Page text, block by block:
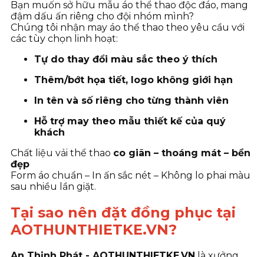
Bạn muốn sở hữu mẫu áo thể thao độc đáo, mang
đậm dấu ấn riêng cho đội nhóm mình?
Chúng tôi nhận may áo thể thao theo yêu cầu với
các tùy chọn linh hoạt:
Tự do thay đổi màu sắc theo ý thích
Thêm/bớt họa tiết, logo không giới hạn
In tên và số riêng cho từng thành viên
Hỗ trợ may theo mẫu thiết kế của quý
khách
Chất liệu vải thể thao co giãn – thoáng mát – bền
đẹp
Form áo chuẩn – In ấn sắc nét – Không lo phai màu
sau nhiều lần giặt.
Tại sao nên đặt đồng phục tại
AOTHUNTHIETKE.VN?